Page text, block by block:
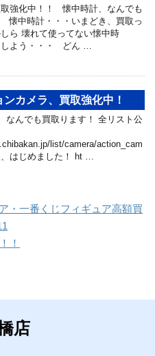
強化中！！ 懐中時計、なんでも
懐中時計・・・いまどき、買取っ
ら 壊れて使ってない懐中時
よう・・・ どん …
カメラ、買取強化中！
なんでも買取ります！ 全リスト公
list/camera/action_cam
はじめました！ ht …
・一番くじフィギュア高額買
！
店